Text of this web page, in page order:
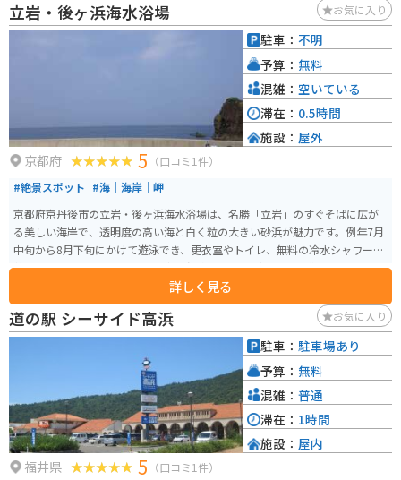
ても最適です。周辺には、美しい海岸線が続く経ヶ岬や、夕日の名所として
知られる夕日ヶ丘など、観光スポットも点在しています。 道の駅 てんきてん
き丹後を訪れた際には、ぜひ地元の名産品である間人ガニや、新鮮な魚介類
立岩・後ヶ浜海水浴場 お気に入り
京都府 5 （口コミ1件）
#絶景スポット #海｜海岸｜岬
京都府京丹後市の立岩・後ヶ浜海水浴場は、名勝「立岩」のすぐそばに広が
る美しい海岸で、透明度の高い海と白く粒の大きい砂浜が魅力です。例年7月
中旬から8月下旬にかけて遊泳でき、更衣室やトイレ、無料の冷水シャワーも
整備されています。 近くには日帰り温泉「はしうど荘」や「道の駅てんきて
んき丹後」もあり、観光や休憩に便利です。立岩を背景にした写真撮影スポ
ットとしても人気があります。駐車場は約100台分あり、バイクは1日500円
と手頃。山陰近畿自動車道・京丹後大宮ICから国道178号線を経由して約40分
の道のりで、海沿いの絶景を楽しみながらツーリングにも最適です。
詳しく見る
駐車： 不明
予算： 無料
混雑： 空いている
滞在： 0.5時間
施設： 屋外
道の駅 シーサイド高浜 お気に入り
福井県 5 （口コミ1件）
駐車： 駐車場あり
予算： 無料
混雑： 普通
滞在： 1時間
施設： 屋内